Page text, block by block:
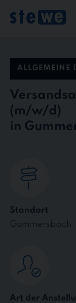
content
ALLGEMEINE
in
Standort
Gummersbach
Art der